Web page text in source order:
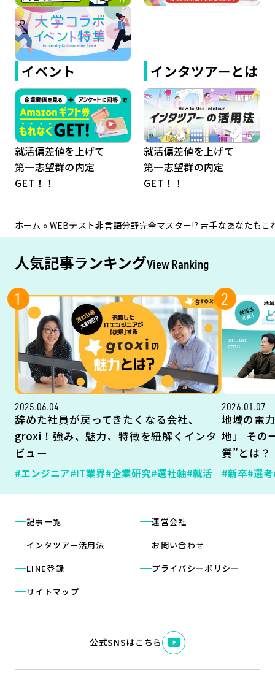
イベント
就活偏差値を上げて
第一志望群の内定
GET！！
インタツアーとは
就活偏差値を上げて
第一志望群の内定
GET！！
ホーム » WEBテスト非言語分野完全マスター!? 苦手なあなたも
人気記事ランキングView Ranking
1
2025.06.04
辞めた社員が戻ってきたくなる会社、
groxi！強み、魅力、特徴を紐解くインタ
ビュー
#エンジニア#IT業界#企業研究#選社軸#就活
2
2026.01.07
地域の電
地」 その
質”とは？
#新卒#選考
記事一覧
インタツアー活用法
LINE登録
サイトマップ
運営会社
お問い合わせ
プライバシーポリシー
公式SNSはこちら